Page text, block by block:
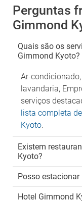
Perguntas
Gimmond
Quais são os
Gimmond Kyoto?
Ar-
lavandaria,
serviços
lista completa
Kyoto.
Existem
Kyoto?
Posso
Hotel Gimmond